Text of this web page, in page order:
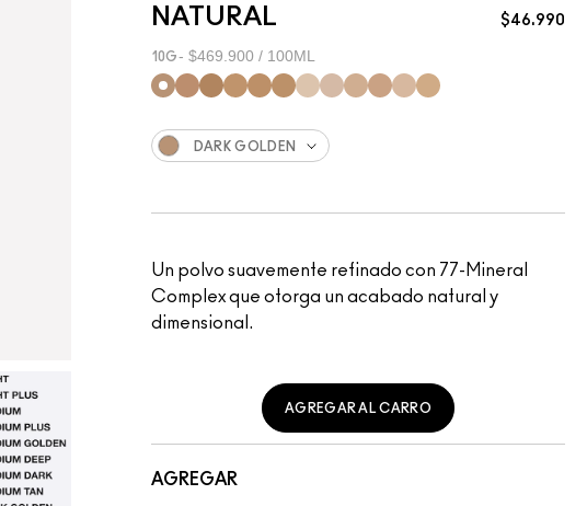
NATURAL
$46.990
10G $469.900 / 100ML
Un polvo suavemente refinado con 77-Mineral
Complex que otorga un acabado natural y
dimensional.
DARK GOLDEN
AGREGAR
AGREGAR AL CARRO